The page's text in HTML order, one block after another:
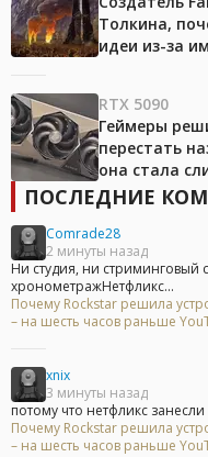
Толкина,
идеи из-за
RTX 5090
Геймеры
перестать
она стала
ПОСЛЕДНИЕ
Comrade28
2 минуты назад
Ни студия, ни стриминговый
хронометражНетфликс...
Почему Rockstar решила
– на шесть часов раньше
xnix
3 минуты назад
потому что нетфликс
Почему Rockstar решила
– на шесть часов раньше